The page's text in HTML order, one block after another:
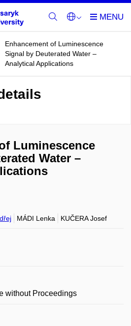
Enhancement of Luminescence
Signal by Deuterated Water –
Analytical Applications
Luminescence
Water –
MÁDI Lenka KUČERA Josef
without Proceedings